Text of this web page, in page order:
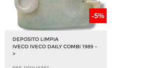
-5%
DEPOSITO LIMPIA
IVECO IVECO DAILY COMBI 1989 -
>